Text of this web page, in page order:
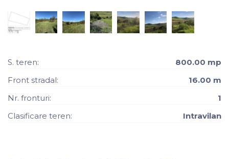
S. teren:
800.00 mp
Front stradal:
16.00 m
Nr. fronturi:
1
Clasificare teren:
Intravilan